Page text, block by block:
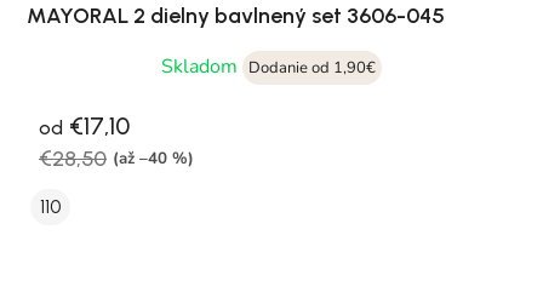
MAYORAL 2 dielny bavlnený set 3606-045
Skladom
Dodanie od 1,90€
od €17,10
€28,50 (až –40 %)
110